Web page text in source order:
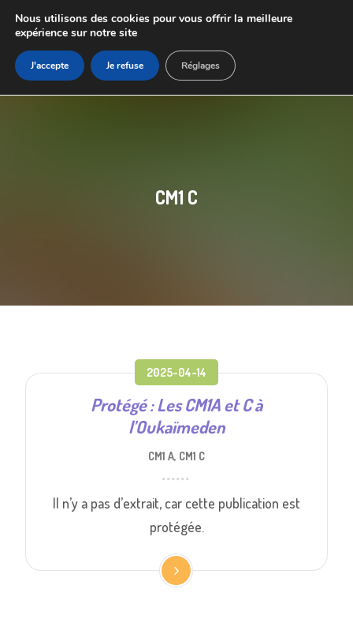
CM1 C
2025-04-14
Protégé : Les CM1A et C à
l’Oukaïmeden
CM1 A, CM1 C
Il n’y a pas d’extrait, car cette publication est
protégée.
Nous utilisons des cookies pour vous offrir la meilleure
expérience sur notre site
J'accepte Je refuse Réglages